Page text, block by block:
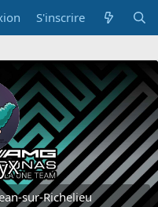
S'inscrire
sur-Richelieu